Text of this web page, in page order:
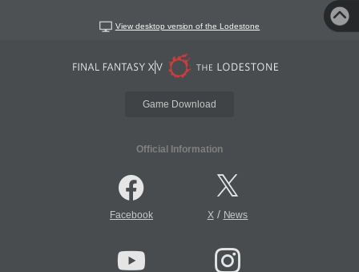
View desktop version of the Lodestone
Game Download
Official Information
Facebook X/ News